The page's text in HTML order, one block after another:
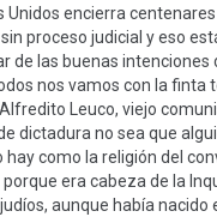
Unidos encierra
proceso judicial y eso
de las buenas intenciones
nos vamos con la finta
Leuco, viejo
dictadura no sea que
hay como la religión del
era cabeza de la
aunque había nacido